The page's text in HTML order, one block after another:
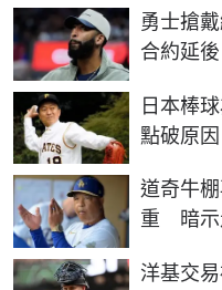
勇士搶
合約延
日本棒
點破原
道奇牛
重 暗示
洋基交